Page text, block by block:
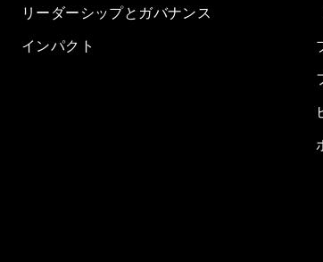
リーダーシップとガバナンス
インパクト